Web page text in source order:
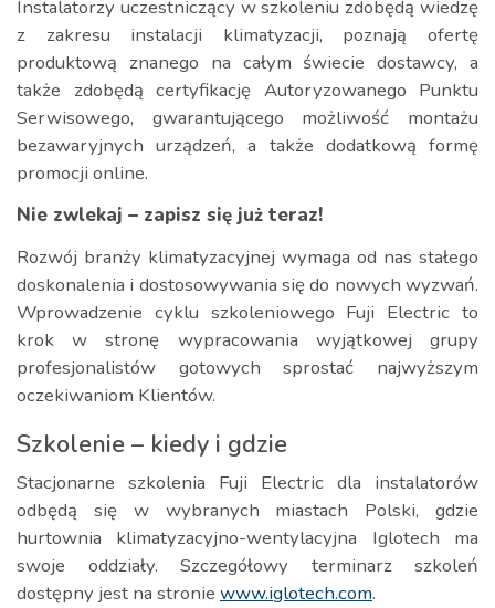
Instalatorzy uczestniczący w szkoleniu zdobędą wiedzę
z zakresu instalacji klimatyzacji, poznają ofertę
produktową znanego na całym świecie dostawcy, a
także zdobędą certyfikację Autoryzowanego Punktu
Serwisowego, gwarantującego możliwość montażu
bezawaryjnych urządzeń, a także dodatkową formę
promocji online.
Nie zwlekaj – zapisz się już teraz!
Rozwój branży klimatyzacyjnej wymaga od nas stałego
doskonalenia i dostosowywania się do nowych wyzwań.
Wprowadzenie cyklu szkoleniowego Fuji Electric to
krok w stronę wypracowania wyjątkowej grupy
profesjonalistów gotowych sprostać najwyższym
oczekiwaniom Klientów.
Szkolenie – kiedy i gdzie
Stacjonarne szkolenia Fuji Electric dla instalatorów
odbędą się w wybranych miastach Polski, gdzie
hurtownia klimatyzacyjno-wentylacyjna Iglotech ma
swoje oddziały. Szczegółowy terminarz szkoleń
dostępny jest na stronie www.iglotech.com.